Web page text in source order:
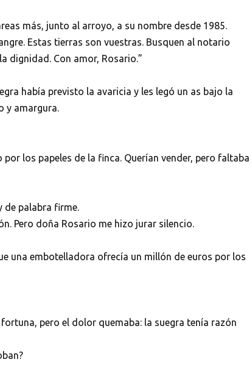
más, junto al arroyo, a su nombre desde 1985.
Estas tierras son vuestras. Busquen al notario
dignidad. Con amor, Rosario.”
había previsto la avaricia y les legó un as bajo la
y amargura.
los papeles de la finca. Querían vender, pero faltaba
de palabra firme.
Pero doña Rosario me hizo jurar silencio.
una embotelladora ofrecía un millón de euros por los
pero el dolor quemaba: la suegra tenía razón